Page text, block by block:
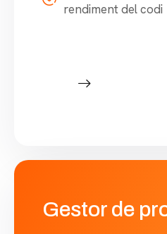
rendiment del codi
Gestor de